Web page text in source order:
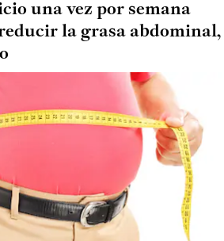
una vez por semana
la grasa abdominal,